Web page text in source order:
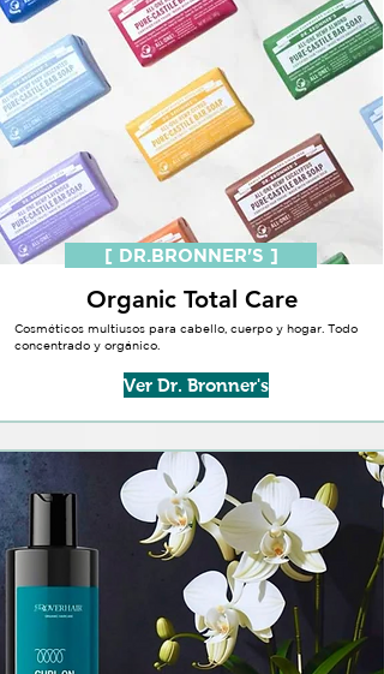
[ DR.BRONNER'S ]
Organic Total Care
Cosméticos multiusos para cabello, cuerpo y hogar. Todo
concentrado y orgánico.
Ver Dr. Bronner's